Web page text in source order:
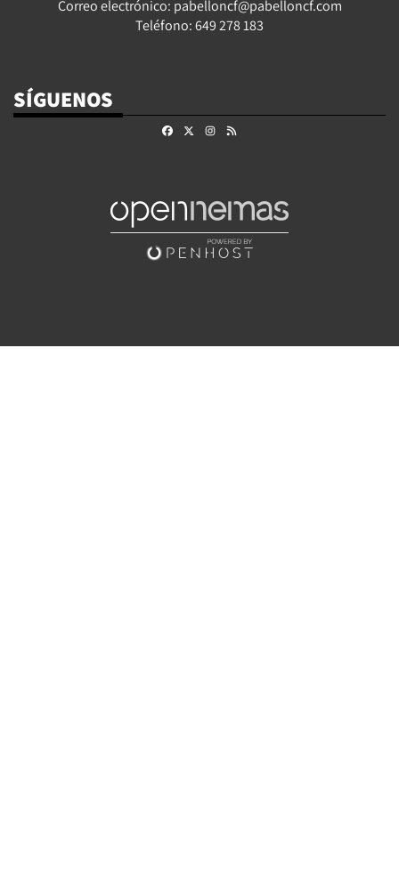
Correo electrónico: pabelloncf@pabelloncf.com
Teléfono: 649 278 183
SÍGUENOS
FacebookInstagram